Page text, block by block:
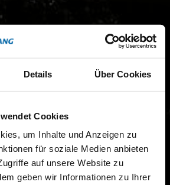
Details Über Cookies
Cookies
um Inhalte und Anzeigen zu
für soziale Medien anbieten
auf unsere Website zu
geben wir Informationen zu Ihrer